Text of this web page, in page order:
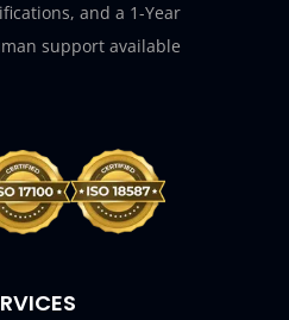
and a 1-Year
support available